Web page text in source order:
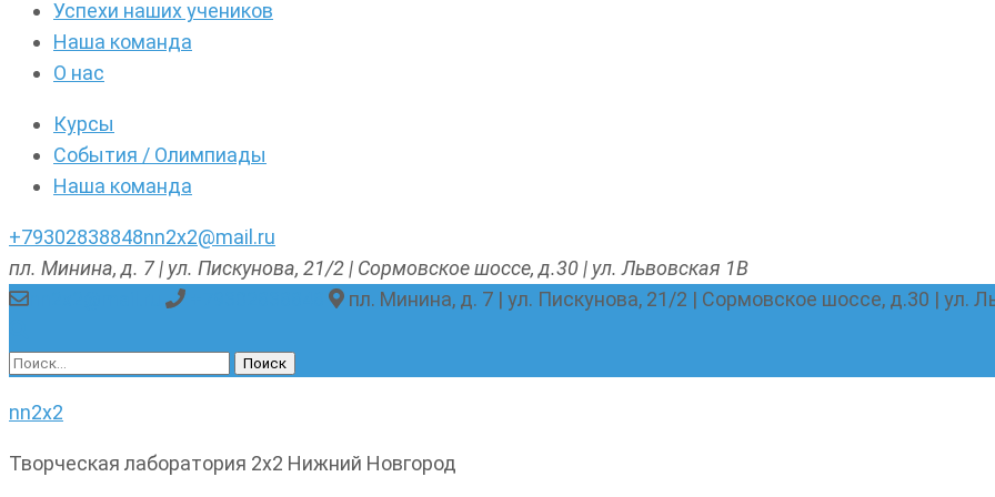
Успехи наших учеников
Наша команда
О нас
Курсы
События / Олимпиады
Наша команда
+79302838848nn2x2@mail.ru
пл. Минина, д. 7 | ул. Пискунова, 21/2 | Сормовское шоссе, д.30 | ул. Львовская 1В
пл. Минина, д. 7 | ул. Пискунова, 21/2 | Сормовское шоссе, д.30 | ул.
Найти:
nn2x2
Творческая лаборатория 2х2 Нижний Новгород